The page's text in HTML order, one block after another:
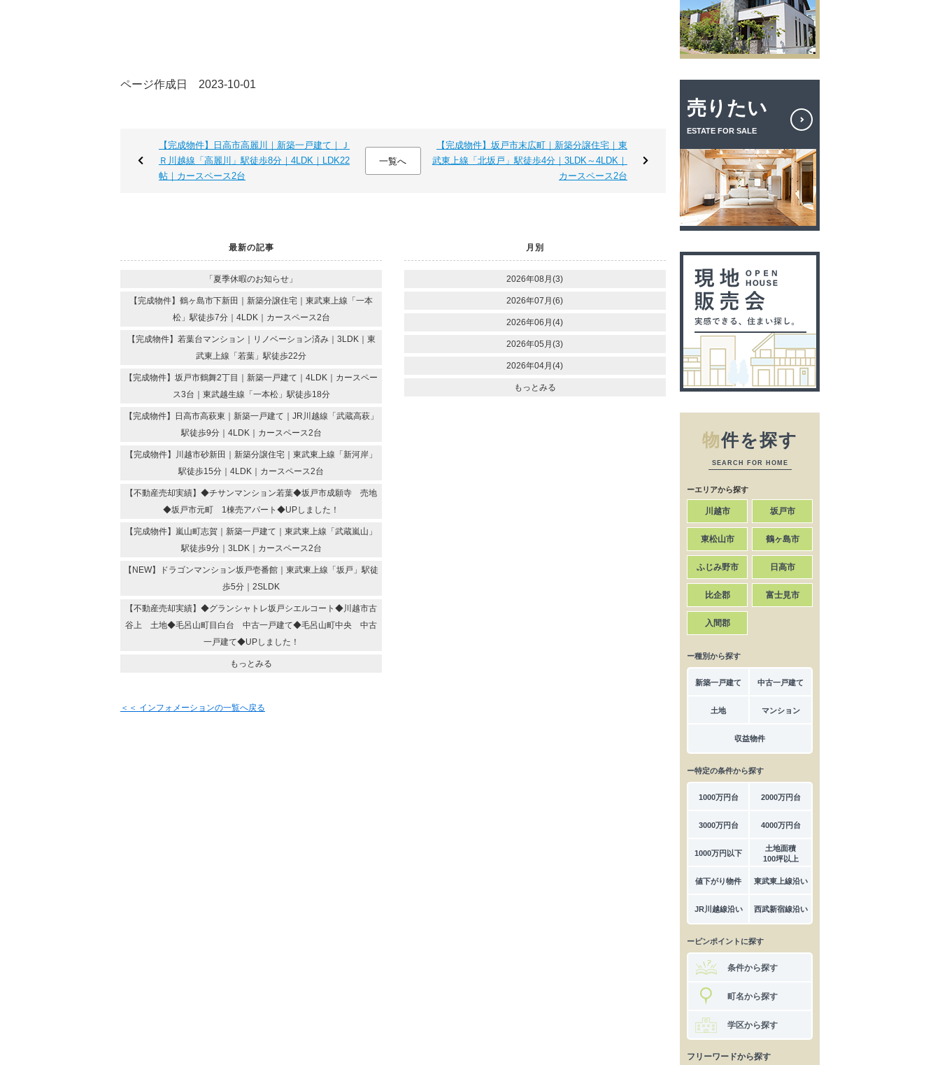
ページ作成日 2023-10-01
【完成物件】日高市高麗川｜新築一戸建て｜Ｊ
Ｒ川越線「高麗川」駅徒歩8分｜4LDK｜LDK22
帖｜カースペース2台
一覧へ
【完成物件】坂戸市末広町｜新築分譲住宅｜東
武東上線「北坂戸」駅徒歩4分｜3LDK～4LDK｜
カースペース2台
最新の記事
「夏季休暇のお知らせ」
【完成物件】鶴ヶ島市下新田｜新築分譲住宅｜東武東上線「一本
松」駅徒歩7分｜4LDK｜カースペース2台
【完成物件】若葉台マンション｜リノベーション済み｜3LDK｜東
武東上線「若葉」駅徒歩22分
【完成物件】坂戸市鶴舞2丁目｜新築一戸建て｜4LDK｜カースペー
ス3台｜東武越生線「一本松」駅徒歩18分
【完成物件】日高市高萩東｜新築一戸建て｜JR川越線「武蔵高萩」
駅徒歩9分｜4LDK｜カースペース2台
【完成物件】川越市砂新田｜新築分譲住宅｜東武東上線「新河岸」
駅徒歩15分｜4LDK｜カースペース2台
【不動産売却実績】◆チサンマンション若葉◆坂戸市成願寺 売地
◆坂戸市元町 1棟売アパート◆UPしました！
【完成物件】嵐山町志賀｜新築一戸建て｜東武東上線「武蔵嵐山」
駅徒歩9分｜3LDK｜カースペース2台
【NEW】ドラゴンマンション坂戸壱番館｜東武東上線「坂戸」駅徒
歩5分｜2SLDK
【不動産売却実績】◆グランシャトレ坂戸シエルコート◆川越市古
谷上 土地◆毛呂山町目白台 中古一戸建て◆毛呂山町中央 中古
一戸建て◆UPしました！
もっとみる
月別
2026年08月(3)
2026年07月(6)
2026年06月(4)
2026年05月(3)
2026年04月(4)
もっとみる
＜＜ インフォメーションの一覧へ戻る
売りたい
ESTATE FOR SALE
物件を探す
SEARCH FOR HOME
ーエリアから探す
川越市 坂戸市
東松山市 鶴ヶ島市
ふじみ野市 日高市
比企郡 富士見市
入間郡
ー種別から探す
新築一戸建て 中古一戸建て
土地 マンション
収益物件
ー特定の条件から探す
1000万円台 2000万円台
3000万円台 4000万円台
1000万円以下
土地面積
100坪以上
値下がり物件 東武東上線沿い
JR川越線沿い 西武新宿線沿い
ーピンポイントに探す
条件から探す
町名から探す
学区から探す
フリーワードから探す